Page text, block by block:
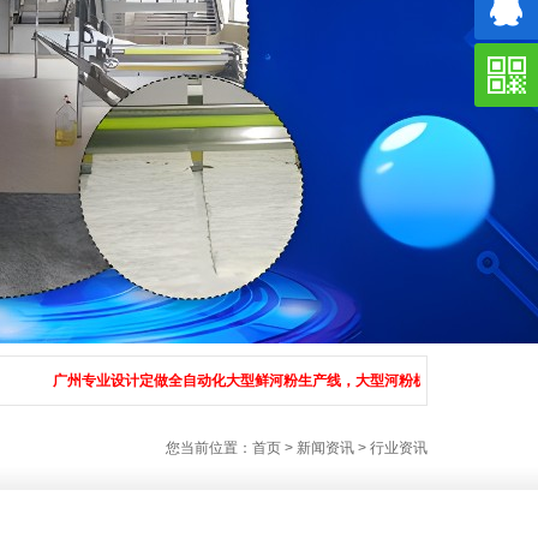
广州专业设计定做全自动化大型鲜河粉生产线，大型河粉机，广西河粉机，大型
您当前位置： 首页 > 新闻资讯 > 行业资讯